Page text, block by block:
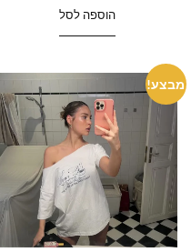
הוספה לסל
מבצע!